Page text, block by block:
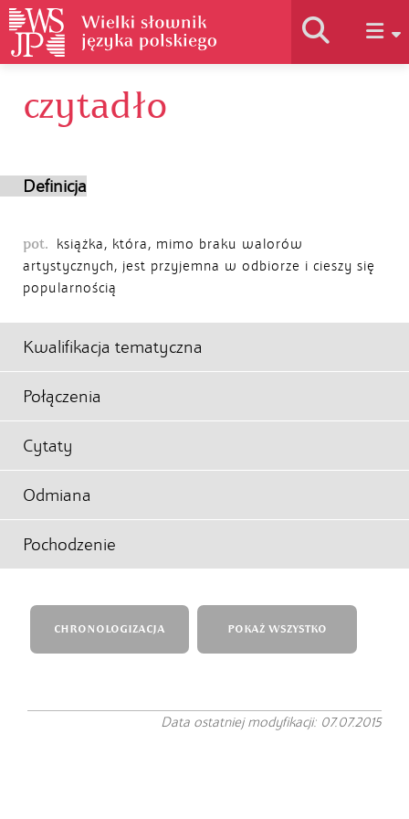
Historia słownika
czytadło
Definicja
pot.
książka, która, mimo braku walorów
artystycznych, jest przyjemna w odbiorze i cieszy się
popularnością
Kwalifikacja tematyczna
Połączenia
Cytaty
Odmiana
Pochodzenie
CHRONOLOGIZACJA POKAŻ WSZYSTKO
Data ostatniej modyfikacji: 07.07.2015